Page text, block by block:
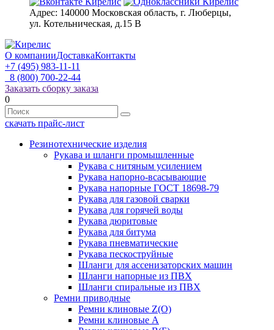
Адрес: 140000 Московская область, г. Люберцы,
ул. Котельническая, д.15 В
О компанииДоставкаКонтакты
+7 (495) 983-11-11
8 (800) 700-22-44
Заказать сборку заказа
0
скачать прайс-лист
Резинотехнические изделия
Рукава и шланги промышленные
Рукава с нитяным усилением
Рукава напорно-всасывающие
Рукава напорные ГОСТ 18698-79
Рукава для газовой сварки
Рукава для горячей воды
Рукава дюритовые
Рукава для битума
Рукава пневматические
Рукава пескоструйные
Шланги для ассенизаторских машин
Шланги напорные из ПВХ
Шланги спиральные из ПВХ
Ремни приводные
Ремни клиновые Z(О)
Ремни клиновые А